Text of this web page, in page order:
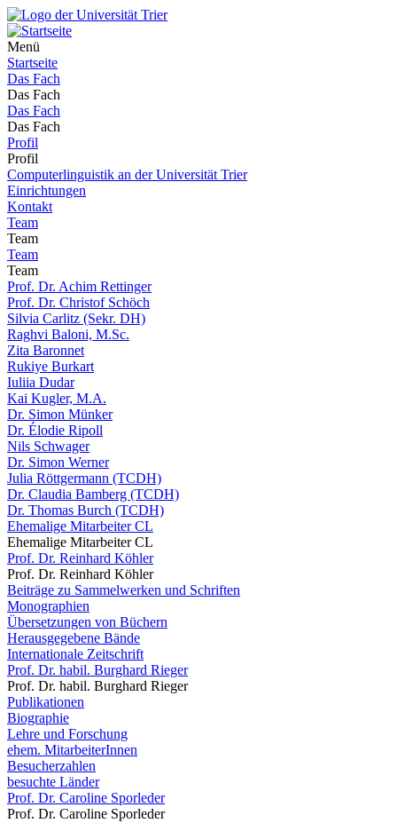
Menü
Startseite
Das Fach
Das Fach
Das Fach
Das Fach
Profil
Profil
Computerlinguistik an der Universität Trier
Einrichtungen
Kontakt
Team
Team
Team
Team
Prof. Dr. Achim Rettinger
Prof. Dr. Christof Schöch
Silvia Carlitz (Sekr. DH)
Raghvi Baloni, M.Sc.
Zita Baronnet
Rukiye Burkart
Iuliia Dudar
Kai Kugler, M.A.
Dr. Simon Münker
Dr. Élodie Ripoll
Nils Schwager
Dr. Simon Werner
Julia Röttgermann (TCDH)
Dr. Claudia Bamberg (TCDH)
Dr. Thomas Burch (TCDH)
Ehemalige Mitarbeiter CL
Ehemalige Mitarbeiter CL
Prof. Dr. Reinhard Köhler
Prof. Dr. Reinhard Köhler
Beiträge zu Sammelwerken und Schriften
Monographien
Übersetzungen von Büchern
Herausgegebene Bände
Internationale Zeitschrift
Prof. Dr. habil. Burghard Rieger
Prof. Dr. habil. Burghard Rieger
Publikationen
Biographie
Lehre und Forschung
ehem. MitarbeiterInnen
Besucherzahlen
besuchte Länder
Prof. Dr. Caroline Sporleder
Prof. Dr. Caroline Sporleder